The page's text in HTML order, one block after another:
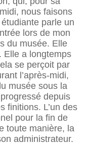
nous faisons
parle un
lors de mon
du musée. Elle
Elle a longtemps
se perçoit par
l’après-midi,
musée sous la
depuis
fini­tions. L’un des
pour la fin de
toute manière, la
administrateur.